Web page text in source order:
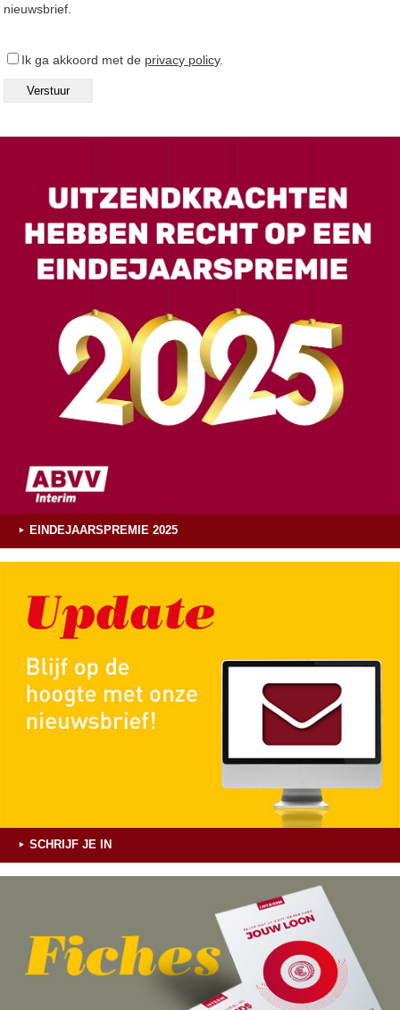
nieuwsbrief.
Ik ga akkoord met de privacy policy.
EINDEJAARSPREMIE 2025
SCHRIJF JE IN